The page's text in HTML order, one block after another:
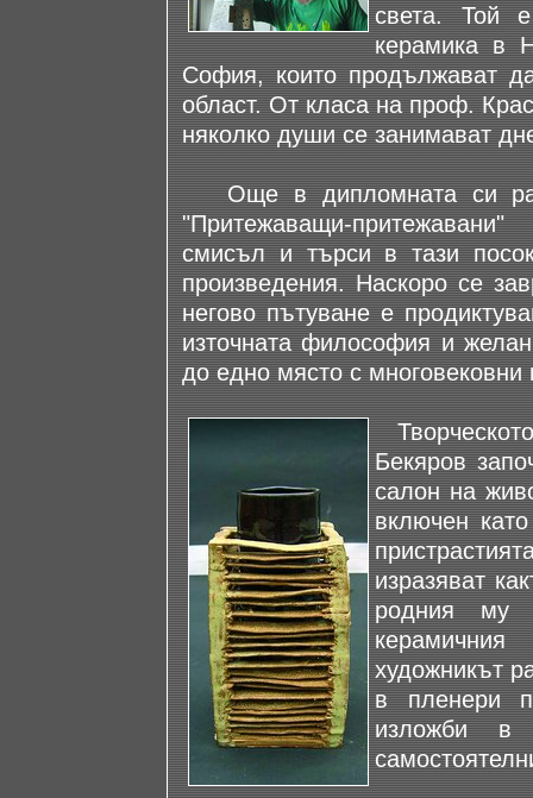
света. Той
керамика в
София, които продължават
област. От класа на проф.
няколко души се занимават
Още в дипломната си
"Притежаващи-
смисъл и търси в тази
произведения. Наскоро се
негово пътуване е
източната философия и
до едно място с многовековни
Творческото
Бекяров
салон на
включен
изразяват
родния му
художникът
в пленери
изложби